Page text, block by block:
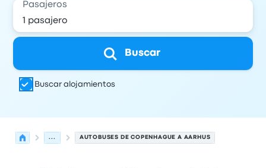
Pasajeros
Buscar
Buscar alojamientos
... AUTOBUSES DE COPENHAGUE A AARHUS